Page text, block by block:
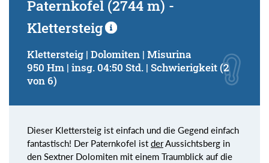
Paternkofel (2744 m) -
Klettersteig
Klettersteig | Dolomiten | Misurina
950 Hm | insg. 04:50 Std. | Schwierigkeit (2
von 6)
Dieser Klettersteig ist einfach und die Gegend einfach
fantastisch! Der Paternkofel ist derAussichtsberg in
den Sextner Dolomiten mit einem Traumblick auf die